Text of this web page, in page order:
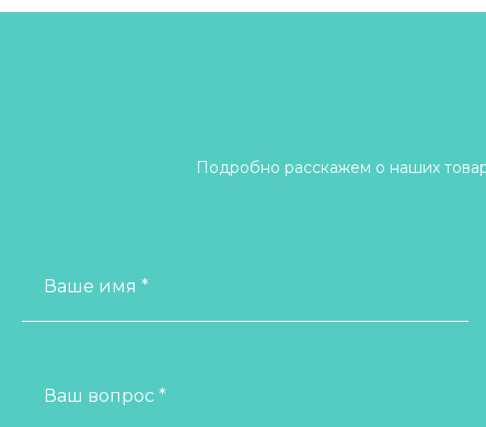
Подробно расскажем о наших
Ваше имя *
Ваш вопрос *